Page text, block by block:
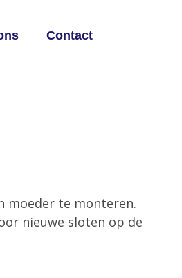
Contact
moeder te monteren.
nieuwe sloten op de